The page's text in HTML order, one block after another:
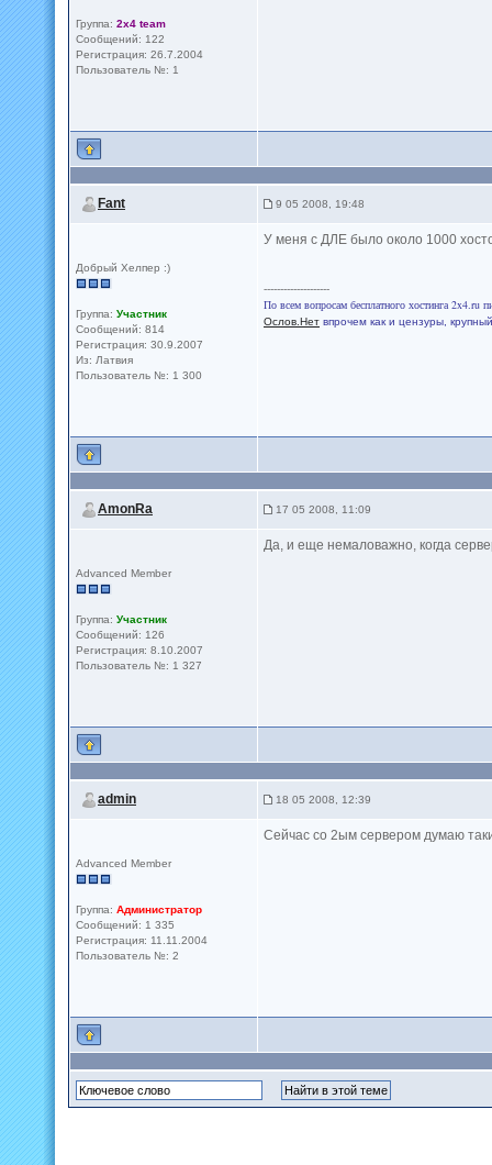
Группа: 2x4 team
Сообщений: 122
Регистрация: 26.7.2004
Пользователь №: 1
Fant 9 05 2008, 19:48
Добрый Хелпер :)
Группа: Участник
Сообщений: 814
Регистрация: 30.9.2007
Из: Латвия
Пользователь №: 1 300
У меня с ДЛЕ было около 1000
--------------------
По всем вопросам бесплатного хостинга 2x4.ru
Ослов.Нет впрочем как и цензуры,
AmonRa 17 05 2008, 11:09
Advanced Member
Группа: Участник
Сообщений: 126
Регистрация: 8.10.2007
Пользователь №: 1 327
Да, и еще немаловажно, когда
admin 18 05 2008, 12:39
Advanced Member
Группа: Администратор
Сообщений: 1 335
Регистрация: 11.11.2004
Пользователь №: 2
Сейчас со 2ым сервером думаю